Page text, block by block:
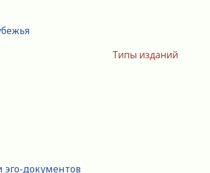
Типы изданий
эго-документов